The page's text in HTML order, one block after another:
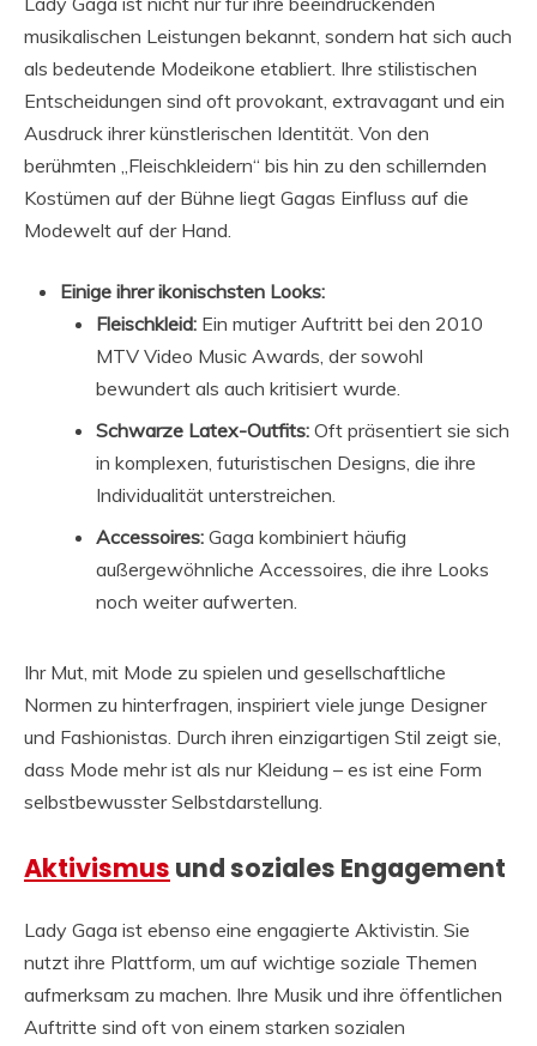
musikalischen Leistungen bekannt, sondern hat sich auch
als bedeutende Modeikone etabliert. Ihre stilistischen
Entscheidungen sind oft provokant, extravagant und ein
Ausdruck ihrer künstlerischen Identität. Von den
berühmten „Fleischkleidern“ bis hin zu den schillernden
Kostümen auf der Bühne liegt Gagas Einfluss auf die
Modewelt auf der Hand.
Einige ihrer ikonischsten Looks:
Fleischkleid: Ein mutiger Auftritt bei den 2010
MTV Video Music Awards, der sowohl
bewundert als auch kritisiert wurde.
Schwarze Latex-Outfits: Oft präsentiert sie sich
in komplexen, futuristischen Designs, die ihre
Individualität unterstreichen.
Accessoires: Gaga kombiniert häufig
außergewöhnliche Accessoires, die ihre Looks
noch weiter aufwerten.
Ihr Mut, mit Mode zu spielen und gesellschaftliche
Normen zu hinterfragen, inspiriert viele junge Designer
und Fashionistas. Durch ihren einzigartigen Stil zeigt sie,
dass Mode mehr ist als nur Kleidung – es ist eine Form
selbstbewusster Selbstdarstellung.
Aktivismus und soziales Engagement
Lady Gaga ist ebenso eine engagierte Aktivistin. Sie
nutzt ihre Plattform, um auf wichtige soziale Themen
aufmerksam zu machen. Ihre Musik und ihre öffentlichen
Auftritte sind oft von einem starken sozialen